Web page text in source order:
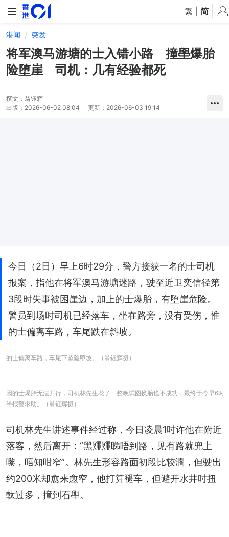
繁 简
港闻 突发
将军澳马游塘的士入错小路 撞壆爆胎
险堕崖 司机：几有经验都死
撰文： 翁钰辉
出版： 2026-06-02 08:04 更新： 2026-06-03 19:14
今日（2日）早上6时29分，警方接获一名的士司机
报案，指他在将军澳马游塘迷路，驶至近卫奕信径第
3段时失事被困崖边，加上的士爆胎，有堕崖危险。
警员到场时司机已经落车，坐在路旁，没有受伤，惟
的士偏离车路，车尾跌在斜坡。
的士偏离车路，车尾下坠险堕坡。（翁钰辉摄）
因的士爆胎无法开行，司机林先生花了一整晚试图换胎也不成功，最终于今早6时
半报警求助。（翁钰辉摄）
司机林先生讲述事件经过称，今日凌晨1时许他在附近
落客，然后离开：“黑鼆鼆睇唔到路，见有路就兜上
嚟，唔知咁窄”。林先生形容路面初段比较濶，但驶出
约200米却愈来愈窄，他打算褪车，但避开水井时扭
軚过多，撞到石壆。